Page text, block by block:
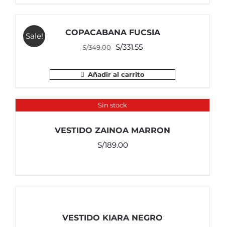
Sale! COPACABANA FUCSIA
S/349.00 El
original
S/349.00.
S/331.55El
actual
Añadir al carrito
Sin stock
VESTIDO ZAINOA MARRON
S/189.00
VESTIDO KIARA NEGRO